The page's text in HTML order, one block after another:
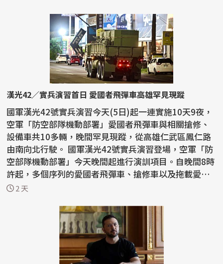
漢光42／實兵演習首日 愛國者飛彈車高雄罕見現蹤
國軍漢光42號實兵演習今天(5日)起一連實施10天9夜，
空軍「防空部隊機動部署」愛國者飛彈車與相關搶修、
設備車共10多輛，晚間罕見現蹤，從高雄仁武區鳳仁路
由南向北行駛。 國軍漢光42號實兵演習登場，空軍「防
空部隊機動部署」今天晚間起進行演訓項目。自晚間8時
許起，多個序列的愛國者飛彈車、搶修車以及拖載愛國
者...2 天